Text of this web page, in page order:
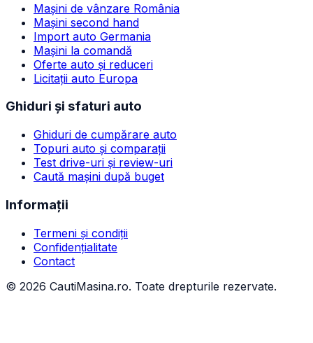
Mașini de vânzare România
Mașini second hand
Import auto Germania
Mașini la comandă
Oferte auto și reduceri
Licitații auto Europa
Ghiduri și sfaturi auto
Ghiduri de cumpărare auto
Topuri auto și comparații
Test drive-uri și review-uri
Caută mașini după buget
Informații
Termeni și condiții
Confidențialitate
Contact
© 2026 CautiMasina.ro. Toate drepturile rezervate.